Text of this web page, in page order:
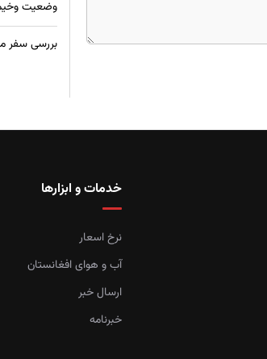
وضعیت وخیم
بررسی سفر
خدمات و ابزارها
نرخ اسعار
آب و هوای افغانستان
ارسال خبر
خبرنامه